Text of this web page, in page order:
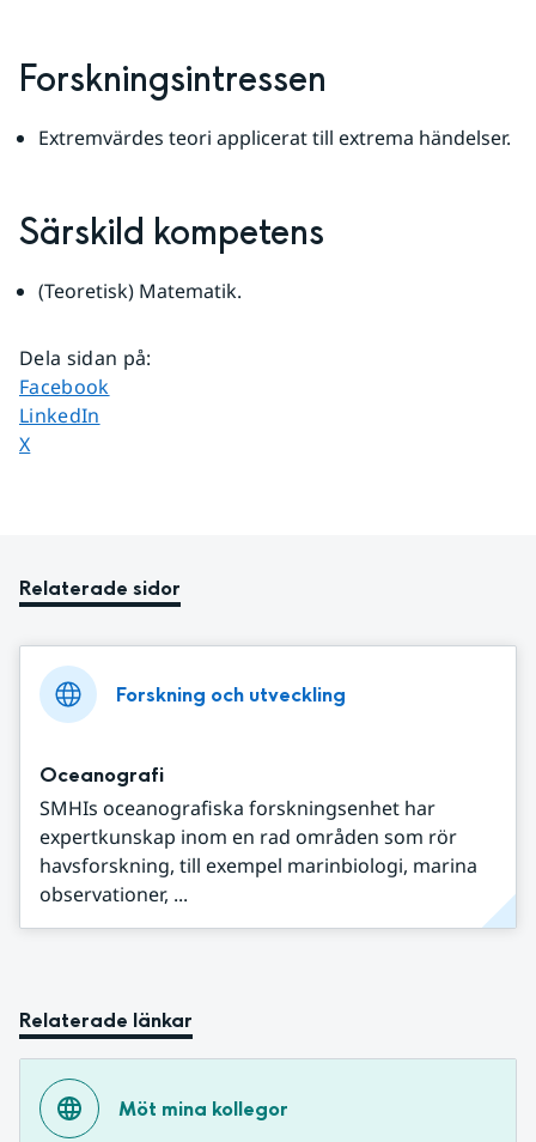
Forskningsintressen
Extremvärdes teori applicerat till extrema händelser.
Särskild kompetens
(Teoretisk) Matematik.
Dela sidan på:
Dela sidan på
Facebook
Dela sidan på
LinkedIn
Dela sidan på
X
Relaterade sidor
Forskning och utveckling
Oceanografi
SMHIs oceanografiska forskningsenhet har
expertkunskap inom en rad områden som rör
havsforskning, till exempel marinbiologi, marina
observationer, ...
Relaterade länkar
Möt mina kollegor